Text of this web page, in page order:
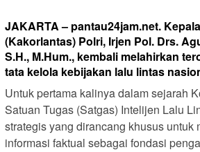
JAKARTA – pantau24jam.net.
(Kakorlantas) Polri, Irjen Pol. Drs.
S.H., M.Hum., kembali melahirkan
tata kelola kebijakan lalu lintas
Untuk pertama kalinya dalam sejarah
Satuan Tugas (Satgas) Intelijen Lalu
strategis yang dirancang khusus untuk
informasi faktual sebagai fondasi